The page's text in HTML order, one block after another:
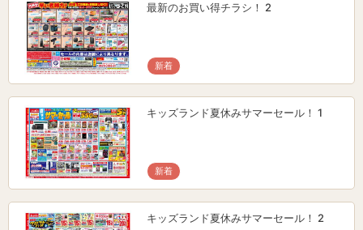
最新のお買い得チラシ！ 2
新着
キッズランド夏休みサマーセール！ 1
新着
キッズランド夏休みサマーセール！ 2